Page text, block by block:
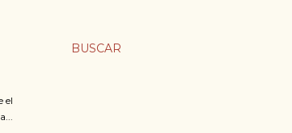
BUSCAR
el